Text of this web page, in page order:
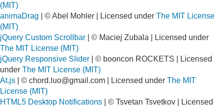
(MIT)
animaDrag | © Abel Mohler | Licensed under The MIT License
(MIT)
jQuery Custom Scrollbar | © Maciej Zubala | Licensed under
The MIT License (MIT)
jQuery Responsive Slider | © booncon ROCKETS | Licensed
under The MIT License (MIT)
At.js | © chord.luo@gmail.com | Licensed under The MIT
License (MIT)
HTML5 Desktop Notifications | © Tsvetan Tsvetkov | Licensed